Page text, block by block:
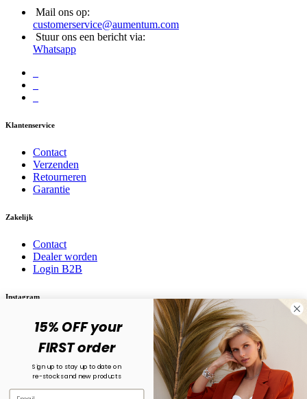
Mail ons op:
customerservice@aumentum.com
Stuur ons een bericht via:
Whatsapp
Klantenservice
Contact
Verzenden
Retourneren
Garantie
Zakelijk
Contact
Dealer worden
Login B2B
Instagram
Volg ons op social media! @karma.jewelry
15% OFF your
FIRST order
Sign up to stay up to date on
re-stocks and new products